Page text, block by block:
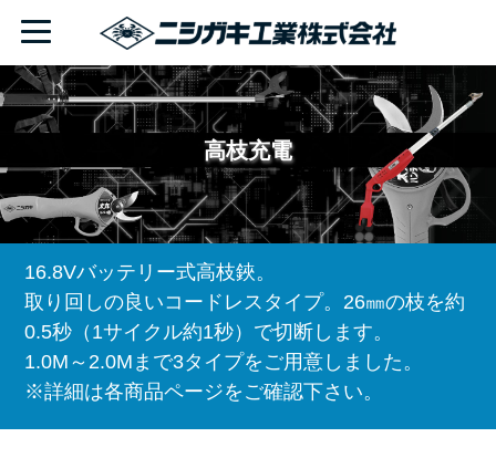
高枝充電
16.8Vバッテリー式高枝鋏。
取り回しの良いコードレスタイプ。26㎜の枝を約
0.5秒（1サイクル約1秒）で切断します。
1.0M～2.0Mまで3タイプをご用意しました。
※詳細は各商品ページをご確認下さい。